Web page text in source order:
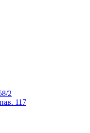
2
117